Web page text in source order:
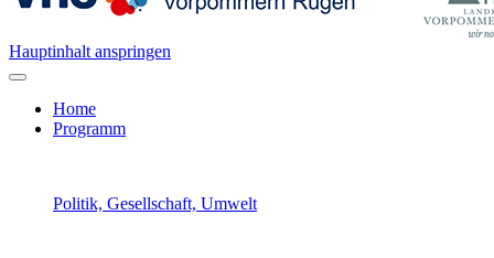
Hauptinhalt anspringen
Home
Programm
Politik, Gesellschaft, Umwelt